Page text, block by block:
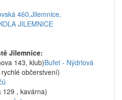
460,Jilemnice,
JILEMNICE
Jilemnice:
143, klub)Bufet - Nýdrlová
občerstvení)
129 , kavárna)